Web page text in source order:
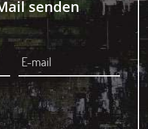
senden